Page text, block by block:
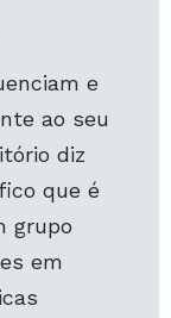
e
ao seu
diz
que é
grupo
em